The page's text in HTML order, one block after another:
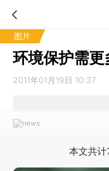
图片
环境保护需
2011年01月19日 10:37
本文共计